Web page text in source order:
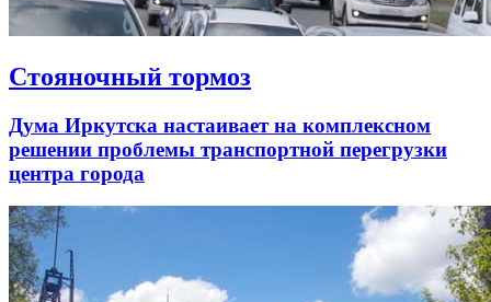
Стояночный тормоз
Дума Иркутска настаивает на комплексном
решении проблемы транспортной перегрузки
центра города